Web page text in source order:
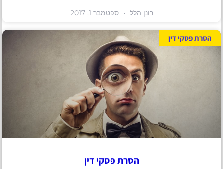
רונן הלל ספטמבר 1, 2017
הסרת פסקי דין
הסרת פסקי דין